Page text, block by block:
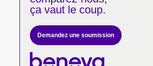
ça vaut le coup.
Demandez une soumission